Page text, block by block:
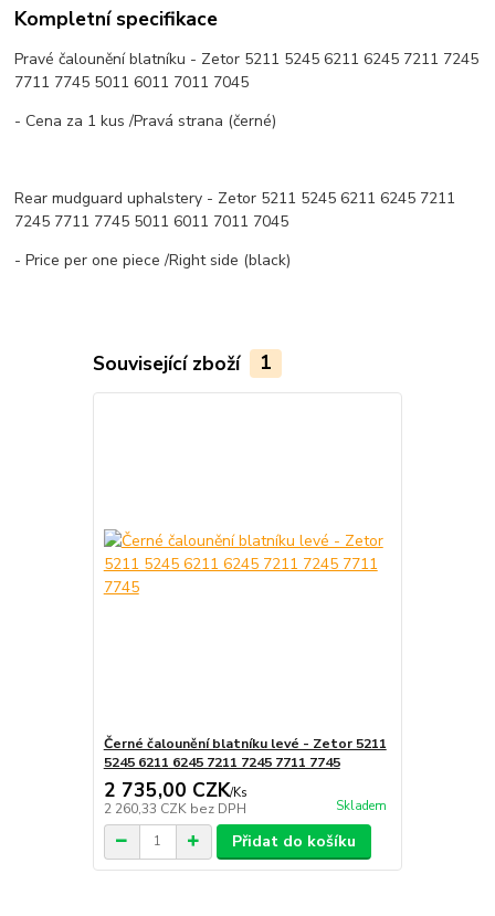
Kompletní specifikace
Pravé čalounění blatníku - Zetor 5211 5245 6211 6245 7211 7245
7711 7745 5011 6011 7011 7045
- Cena za 1 kus /Pravá strana (černé)
Rear mudguard uphalstery - Zetor 5211 5245 6211 6245 7211
7245 7711 7745 5011 6011 7011 7045
- Price per one piece /Right side (black)
Související zboží 1
Černé čalounění blatníku levé - Zetor 5211
5245 6211 6245 7211 7245 7711 7745
2 735,00 CZK/Ks
2 260,33 CZK bez DPH Skladem
Přidat do košíku